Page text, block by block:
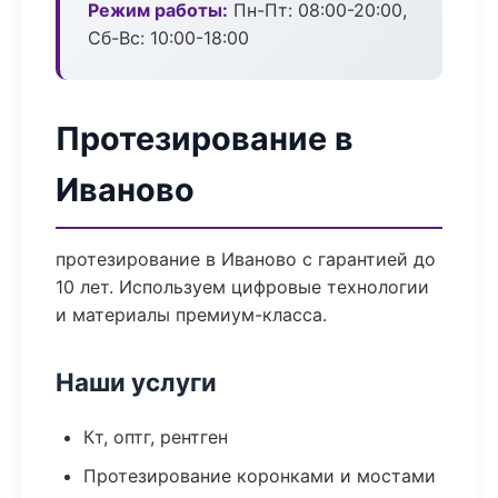
Режим работы: Пн-Пт: 08:00-20:00,
Сб-Вс: 10:00-18:00
Протезирование в
Иваново
протезирование в Иваново с гарантией до
10 лет. Используем цифровые технологии
и материалы премиум-класса.
Наши услуги
Кт, оптг, рентген
Протезирование коронками и мостами